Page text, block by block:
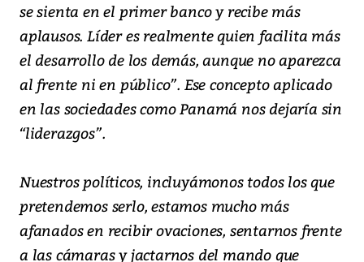
se sienta en el primer banco y recibe más
aplausos. Líder es realmente quien facilita más
el desarrollo de los demás, aunque no aparezca
al frente ni en público”. Ese concepto aplicado
en las sociedades como Panamá nos dejaría sin
“liderazgos”.
Nuestros políticos, incluyámonos todos los que
pretendemos serlo, estamos mucho más
afanados en recibir ovaciones, sentarnos frente
a las cámaras y jactarnos del mando que